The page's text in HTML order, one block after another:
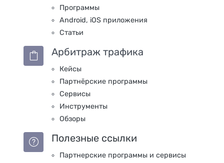
Программы
Android, iOS приложения
Статьи
Арбитраж трафика
Кейсы
Партнёрские программы
Сервисы
Инструменты
Обзоры
Полезные ссылки
Партнерские программы и сервисы